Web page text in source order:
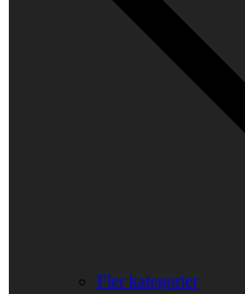
Fler kategorier